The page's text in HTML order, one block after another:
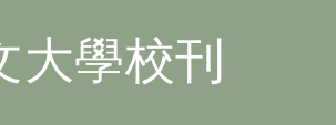
大學校刊